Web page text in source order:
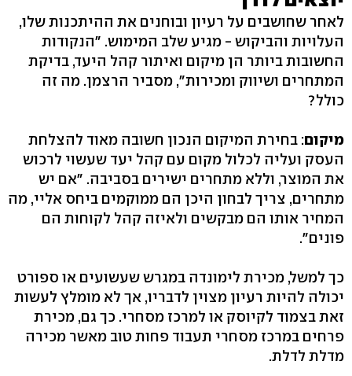
לאחר שחושבים על רעיון ובוחנים את ההיתכנות שלו,
העלויות והביקוש - מגיע שלב המימוש. "הנקודות
החשובות ביותר הן מיקום ואיתור קהל היעד, בדיקת
המתחרים ושיווק ומכירות", מסביר הרצמן. מה זה
כולל?
מיקום: בחירת המיקום הנכון חשובה מאוד להצלחת
העסק ועליה לכלול מקום עם קהל יעד שעשוי לרכוש
את המוצר, וללא מתחרים ישירים בסביבה. "אם יש
מתחרים, צריך לבחון היכן הם ממוקמים ביחס אליי, מה
המחיר אותו הם מבקשים ולאיזה קהל לקוחות הם
פונים".
כך למשל, מכירת לימונדה במגרש שעשועים או ספורט
יכולה להיות רעיון מצוין לדבריו, אך לא מומלץ לעשות
זאת בצמוד לקיוסק או למרכז מסחרי. כך גם, מכירת
פרחים במרכז מסחרי תעבוד פחות טוב מאשר מכירה
מדלת לדלת.